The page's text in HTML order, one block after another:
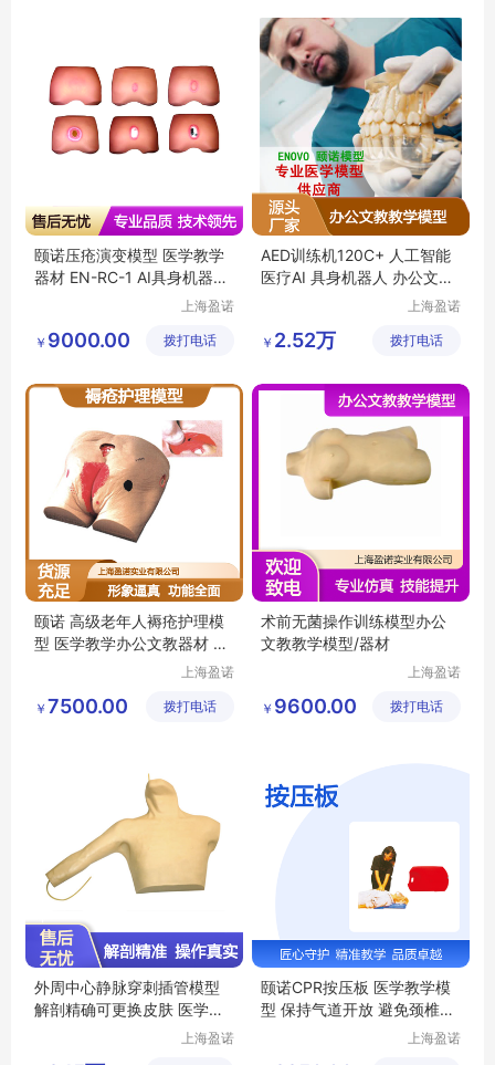
颐诺压疮演变模型 医学教学
器材 EN-RC-1 AI具身机器人
上海盈诺
公司
￥ 9000.00 拨打电话
AED训练机120C+ 人工智能
医疗AI 具身机器人 办公文教
上海盈诺
公司
￥ 2.52万 拨打电话
颐诺 高级老年人褥疮护理模
型 医学教学办公文教器材 压
上海盈诺
公司
￥ 7500.00 拨打电话
术前无菌操作训练模型办公
文教教学模型/器材
上海盈诺
公司
￥ 9600.00 拨打电话
外周中心静脉穿刺插管模型
解剖精确可更换皮肤 医学教
上海盈诺
颐诺CPR按压板 医学教学模
型 保持气道开放 避免颈椎伤
上海盈诺